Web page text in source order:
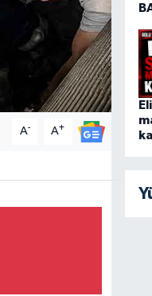
A- A+